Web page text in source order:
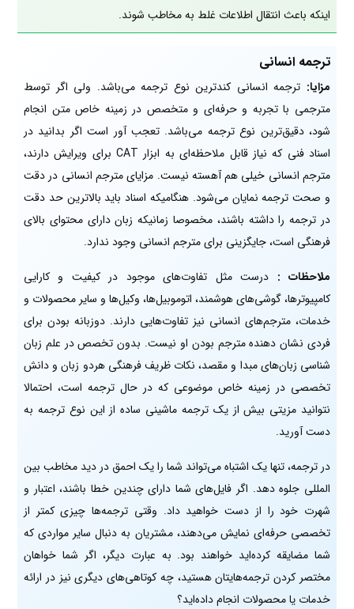
اینکه باعث انتقال اطلاعات غلط به مخاطب شوند.
ترجمه انسانی
مزایا: ترجمه انسانی کندترین نوع ترجمه می‌باشد. ولی اگر توسط
مترجمی با تجربه و حرفه‌ای و متخصص در زمینه خاص متن انجام
شود، دقیق‌ترین نوع ترجمه می‌باشد. تعجب آور است اگر بدانید در
اسناد فنی که نیاز قابل ملاحظه‌ای به ابزار CAT برای ویرایش دارند،
مترجم انسانی خیلی هم آهسته نیست. مزایای مترجم انسانی در دقت
و صحت ترجمه نمایان می‌شود. هنگامیکه اسناد باید بالاترین حد دقت
در ترجمه را داشته باشند، مخصوصا زمانیکه زبان دارای محتوای بالای
فرهنگی است، جایگزینی برای مترجم انسانی وجود ندارد.
ملاحظات : درست مثل تفاوت‌های موجود در کیفیت و کارایی
کامپیوترها، گوشی‌های هوشمند، اتوموبیل‌ها، وکیل‌ها و سایر محصولات و
خدمات، مترجم‌های انسانی نیز تفاوت‌هایی دارند. دوزبانه بودن برای
فردی نشان دهنده مترجم بودن او نیست. بدون تخصص در علم زبان
شناسی زبان‌های مبدا و مقصد، نکات ظریف فرهنگی هردو زبان و دانش
تخصصی در زمینه خاص موضوعی که در حال ترجمه است، احتمالا
نتوانید مزیتی بیش از یک ترجمه ماشینی ساده از این نوع ترجمه به
دست آورید.
در ترجمه، تنها یک اشتباه می‌تواند شما را یک احمق در دید مخاطب بین
المللی جلوه دهد. اگر فایل‌های شما دارای چندین خطا باشند، اعتبار و
شهرت خود را از دست خواهید داد. وقتی ترجمه‌ها چیزی کمتر از
تخصصی حرفه‌ای نمایش می‌دهند، مشتریان به دنبال سایر مواردی که
شما مضایقه کرده‌اید خواهند بود. به عبارت دیگر، اگر شما خواهان
مختصر کردن ترجمه‌هایتان هستید، چه کوتاهی‌های دیگری نیز در ارائه
خدمات یا محصولات انجام داده‌اید؟